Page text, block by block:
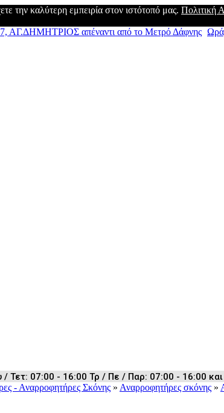
την καλύτερη εμπειρία στον ιστότοπό μας. Πολιτική
απέναντι από το Μετρό Δάφνης
/ Τετ: 07:00 - 16:00 Τρ / Πε / Παρ: 07:00 - 16:00
- Αναρροφητήρες Σκόνης » Αναρροφητήρες σκόνης »